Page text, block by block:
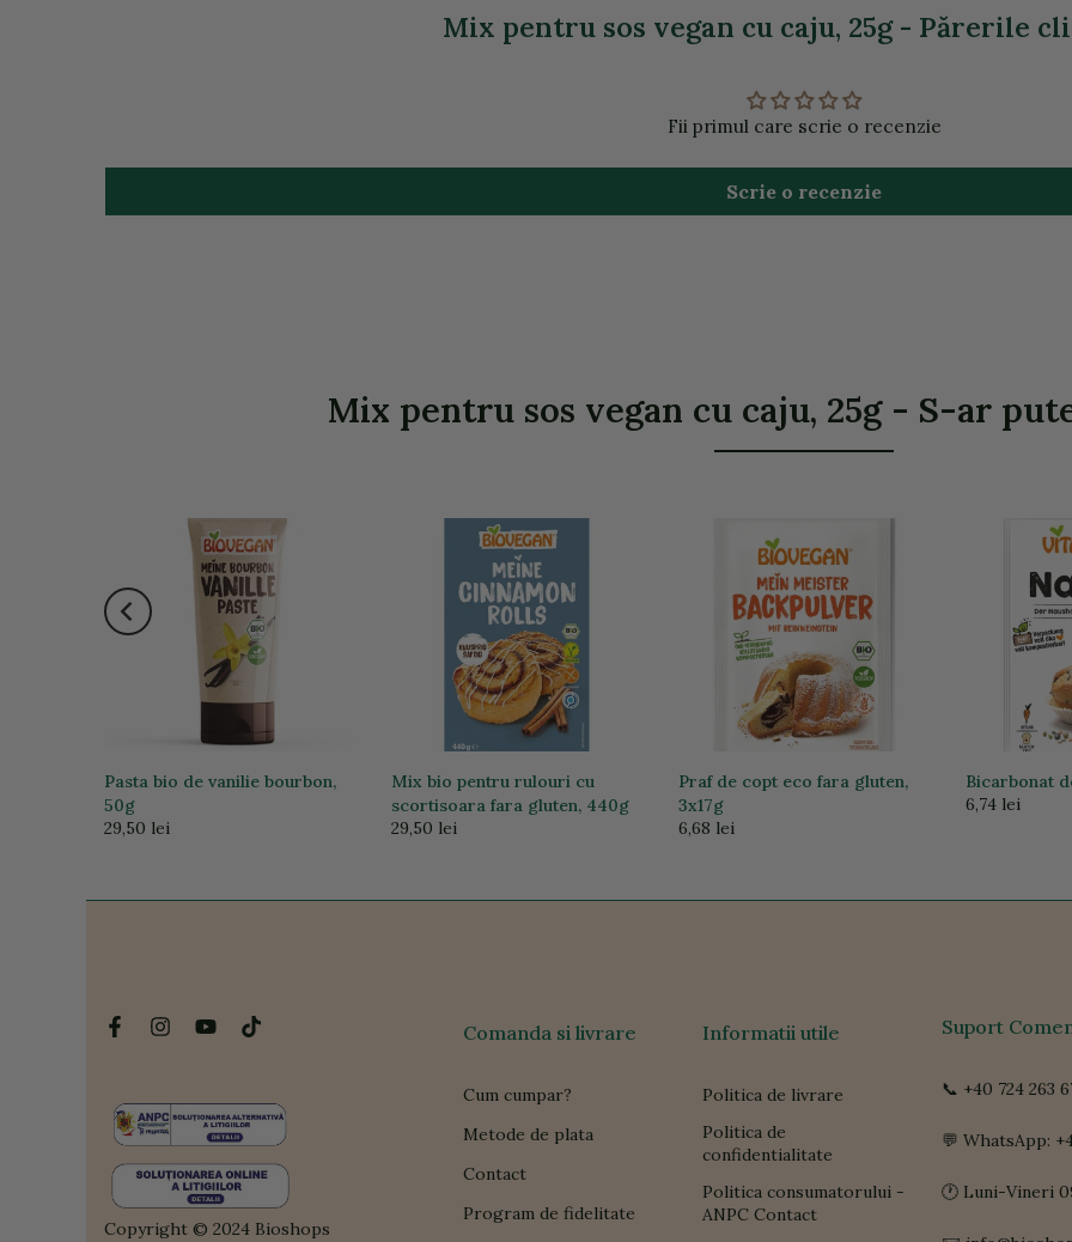
Mix pentru sos vegan cu caju, 25g - Părerile
Fii primul care scrie o recenzie
Scrie o recenzie
Mix pentru sos vegan cu caju, 25g - S-ar
Pasta bio de vanilie bourbon,
50g
29,50 lei
Mix bio pentru rulouri cu
scortisoara fara gluten, 440g
29,50 lei
Praf de copt eco fara gluten,
3x17g
6,68 lei
Bicarbonat
6,74 lei
Copyright © 2024 Bioshops
Comanda si livrare
Cum cumpar?
Metode de plata
Contact
Program de fidelitate
Informatii utile
Politica de livrare
Politica de
confidentialitate
Politica consumatorului -
ANPC Contact
Suport
📞 +40 724 263
💬 WhatsApp:
🕐 Luni-Vineri